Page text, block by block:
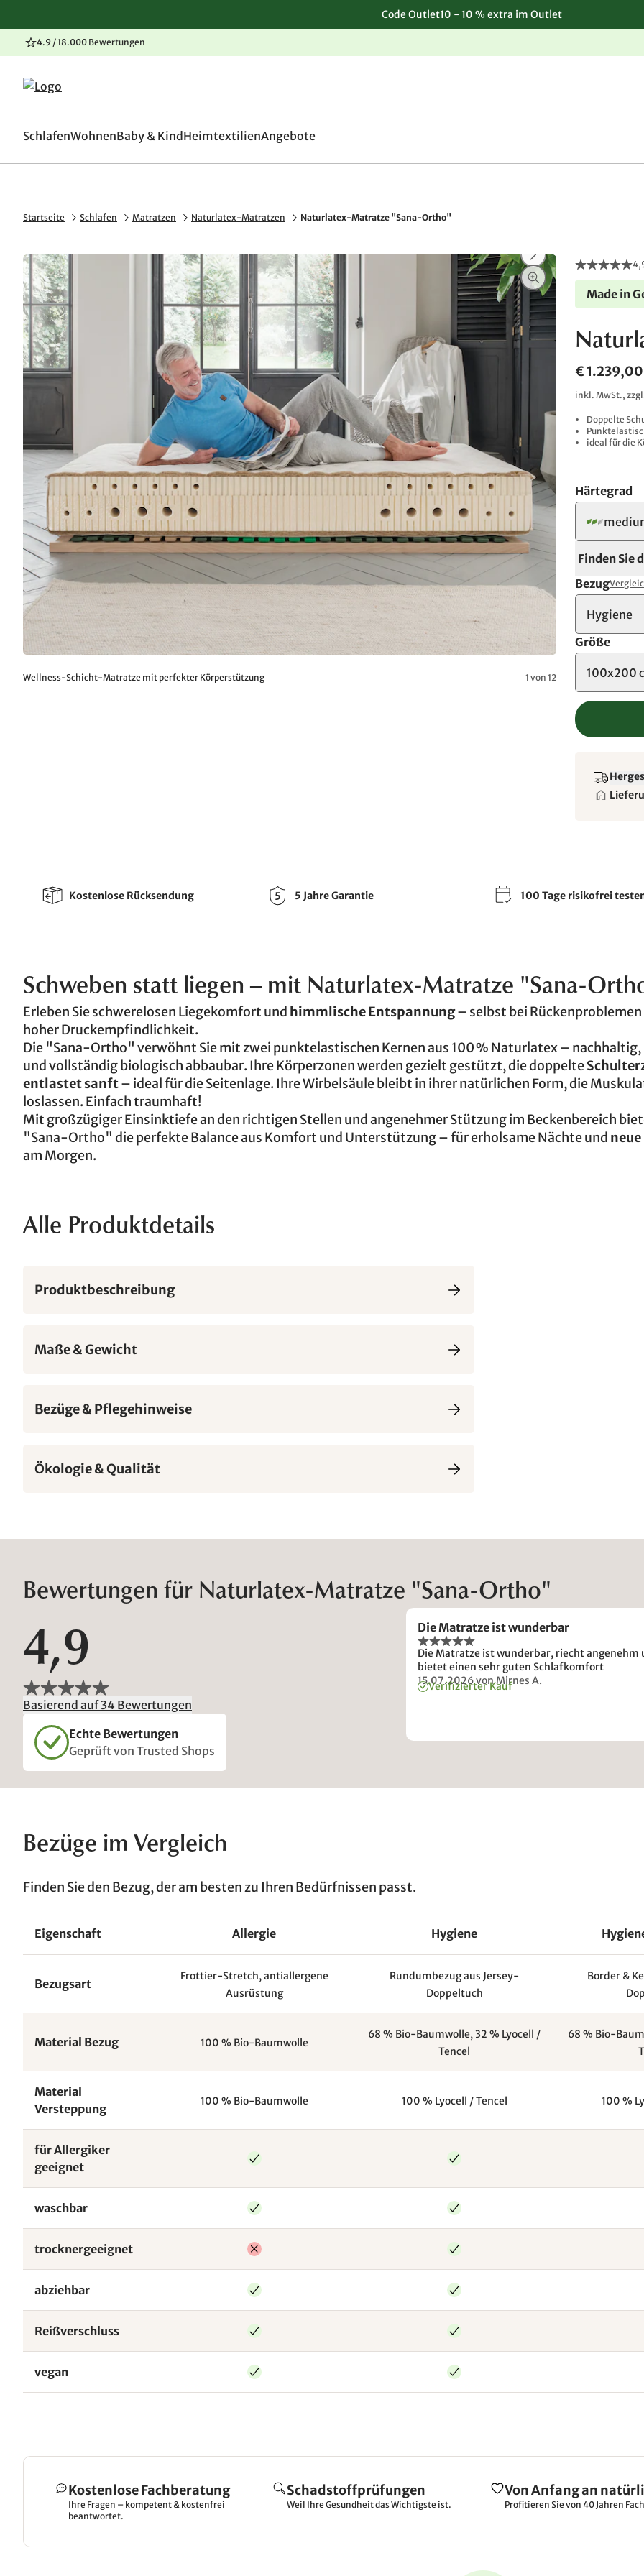
Zum Inhalt springen
Zur Navigation springen
Zum Seitenende springen
Code Outlet10 - 10 % extra im Outlet
4.9 / 18.000 Bewertungen
SchlafenWohnenBaby & Kind HeimtextilienAngebote
Startseite Schlafen Matratzen Naturlatex-Matratzen Naturlatex-Matratze "Sana-Ortho"
Wellness-Schicht-Matratze mit perfekter Körperstützung 1 von 12
Made in
€ 1.239,00
inkl. MwSt.,
Doppelte
ideal für die
Härtegrad
Finden Sie
Bezug
Hygiene
Größe
100x200
Kostenlose Rücksendung 5 Jahre Garantie 100 Tage risikofrei
Schweben statt liegen – mit Naturlatex-Matratze "Sana-
Erleben Sie schwerelosen Liegekomfort und himmlische Entspannung– selbst bei Rückenproblemen
hoher Druckempfindlichkeit.
Die "Sana-Ortho" verwöhnt Sie mit zwei punktelastischen Kernen aus 100 % Naturlatex –
und vollständig biologisch abbaubar. Ihre Körperzonen werden gezielt gestützt, die doppelte
entlastet sanft– ideal für die Seitenlage. Ihre Wirbelsäule bleibt in ihrer natürlichen Form, die
loslassen. Einfach traumhaft!
Mit großzügiger Einsinktiefe an den richtigen Stellen und angenehmer Stützung im Beckenbereich
"Sana-Ortho" die perfekte Balance aus Komfort und Unterstützung – für erholsame Nächte und
am Morgen.
Alle Produktdetails
Produktbeschreibung
Maße & Gewicht
Bezüge & Pflegehinweise
Ökologie & Qualität
Bewertungen für Naturlatex-Matratze "Sana-Ortho"
4,9
Basierend auf 34 Bewertungen
Echte Bewertungen
Geprüft von Trusted Shops
Die Matratze ist wunderbar
Die Matratze ist wunderbar, riecht angenehm
bietet einen sehr guten Schlafkomfort
15.07.2026von Mirnes A.
Verifizierter Kauf
Bezüge im Vergleich
Finden Sie den Bezug, der am besten zu Ihren Bedürfnissen passt.
Eigenschaft Allergie Hygiene
Bezugsart
Frottier-Stretch, antiallergene
Ausrüstung
Rundumbezug aus Jersey-
Doppeltuch
Border &
Material Bezug 100 % Bio-Baumwolle
68 % Bio-Baumwolle, 32 % Lyocell /
Tencel
68 % Bio-
Material
Versteppung
100 % Bio-Baumwolle 100 % Lyocell / Tencel 100 %
für Allergiker
geeignet
waschbar
trocknergeeignet
abziehbar
Reißverschluss
vegan
Kostenlose Fachberatung
Ihre Fragen – kompetent & kostenfrei
beantwortet.
Schadstoffprüfungen
Weil Ihre Gesundheit das Wichtigste ist.
Von Anfang an
Profitieren Sie von 40 Jahren